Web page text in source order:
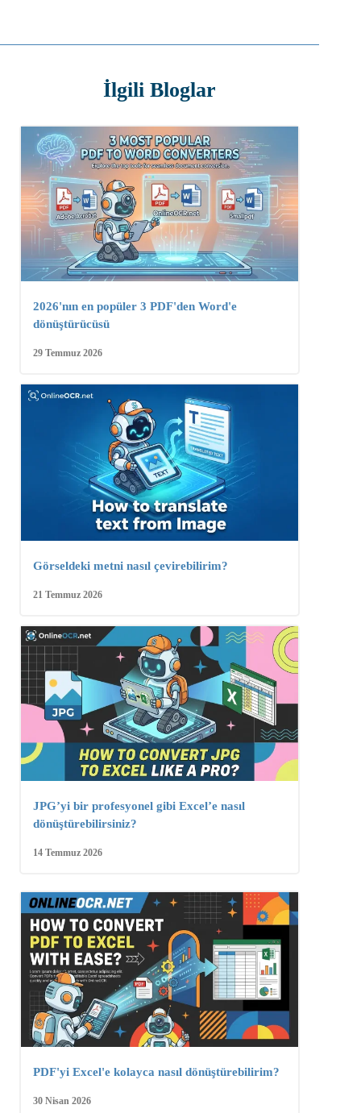
İlgili Bloglar
2026'nın en popüler 3 PDF'den Word'e
dönüştürücüsü
29 Temmuz 2026
Görseldeki metni nasıl çevirebilirim?
21 Temmuz 2026
JPG’yi bir profesyonel gibi Excel’e nasıl
dönüştürebilirsiniz?
14 Temmuz 2026
PDF'yi Excel'e kolayca nasıl dönüştürebilirim?
30 Nisan 2026